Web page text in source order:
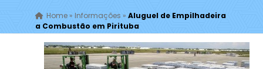
Home» Informações » Aluguel de Empilhadeira
a Combustão em Pirituba